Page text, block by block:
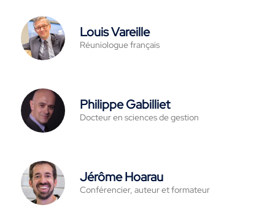
Louis Vareille
Réuniologue français
Philippe Gabilliet
Docteur en sciences de gestion
Jérôme Hoarau
Conférencier, auteur et formateur